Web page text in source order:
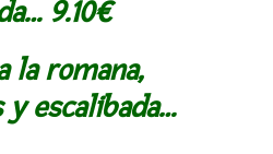
9.10€
la romana,
escalibada…